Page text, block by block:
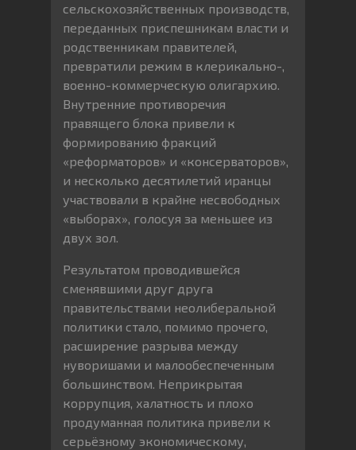
сельскохозяйственных производств,
переданных приспешникам власти и
родственникам правителей,
превратили режим в клерикально-,
военно-коммерческую олигархию.
Внутренние противоречия
правящего блока привели к
формированию фракций
«реформаторов» и «консерваторов»,
и несколько десятилетий иранцы
участвовали в крайне несвободных
«выборах», голосуя за меньшее из
двух зол.
Результатом проводившейся
сменявшими друг друга
правительствами неолиберальной
политики стало, помимо прочего,
расширение разрыва между
нуворишами и малообеспеченным
большинством. Неприкрытая
коррупция, халатность и плохо
продуманная политика привели к
серьёзному экономическому,